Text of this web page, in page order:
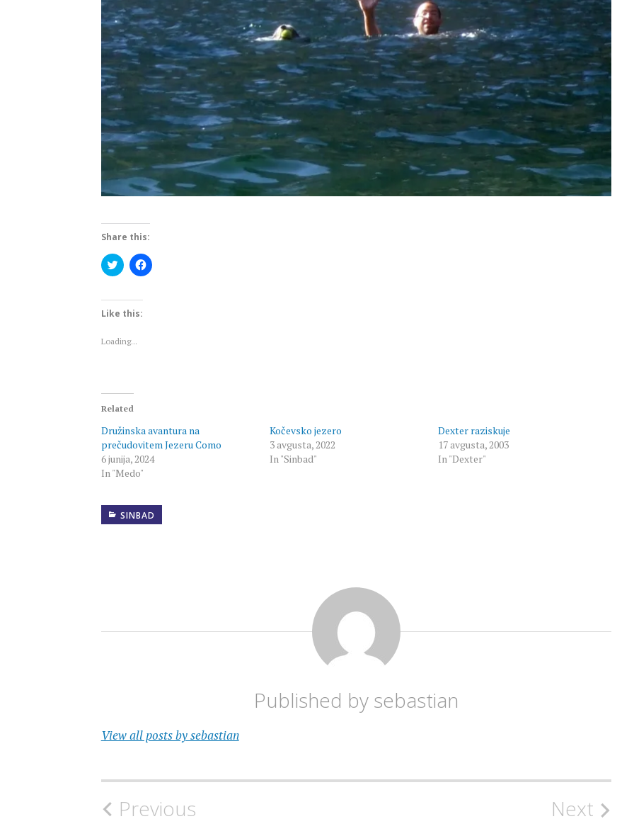
Share this:
Click
to
Twitter
(Opens
in
window)
Click
to
Like this:
Loading...
Related
Družinska avantura na
prečudovitem Jezeru Como
6 junija, 2024
In "Medo"
Kočevsko jezero
3 avgusta, 2022
In "Sinbad"
Dexter raziskuje
17 avgusta, 2003
In "Dexter"
SINBAD
Published by sebastian
View all posts by sebastian
Navigacija
Previous Next